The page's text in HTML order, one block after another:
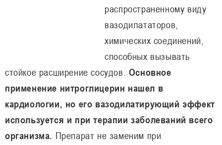
распространенному виду
вазодилататоров,
химических соединений,
способных вызывать
стойкое расширение сосудов. Основное
применение нитроглицерин нашел в
кардиологии, но его вазодилатирующий эффект
используется и при терапии заболеваний всего
организма. Препарат не заменим при